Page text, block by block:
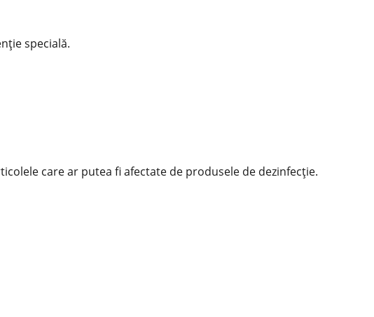
specială.
care ar putea fi afectate de produsele de dezinfecție.